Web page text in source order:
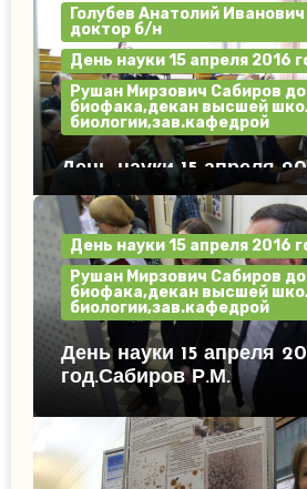
Голубев Анатолий
доктор б/н
День науки 15 апреля 2016
Рушан Мирзович Сабиров
биофака,декан высшей
биологии,зав.кафедрой
День науки 15 апреля
День науки 15 апреля 2016
Рушан Мирзович Сабиров
биофака,декан высшей
биологии,зав.кафедрой
День науки 15 апреля
год.Сабиров Р.М.